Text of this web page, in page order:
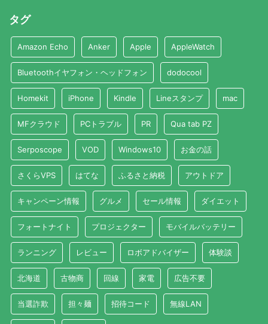
タグ
Amazon Echo Anker Apple AppleWatch
Bluetoothイヤフォン・ヘッドフォン dodocool
Homekit iPhone Kindle Lineスタンプ mac
MFクラウド PCトラブル PR Qua tab PZ
Serposcope VOD Windows10 お金の話
さくらVPS はてな ふるさと納税 アウトドア
キャンペーン情報 グルメ セール情報 ダイエット
フォートナイト プロジェクター モバイルバッテリー
ランニング レビュー ロボアドバイザー 体験談
北海道 古物商 回線 家電 広告不要
当選詐欺 担々麺 招待コード 無線LAN